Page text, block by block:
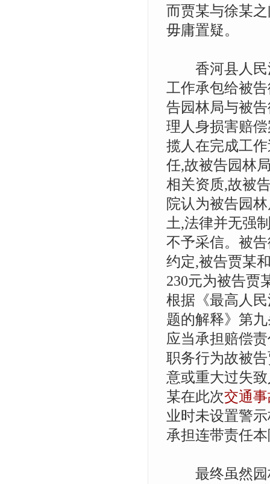
而贾某与徐某
毋庸置疑。
香河县人民
工作承包给被
告园林局与被
理人身损害赔
揽人在完成工
任,故被告园林
相关资质,故被
院认为被告园
土,法律并无强
不予采信。被
约定,被告贾某
230元为被告贾
根据《最高人
题的解释》第
应当承担赔偿
职务行为故被
意或重大过失
某在此次交通
业时未设置警
承担连带责任
最终虽然园